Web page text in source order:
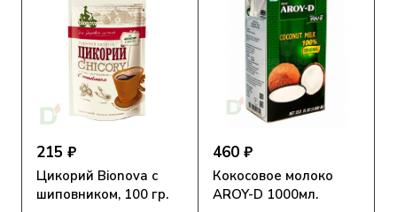
215 ₽
Цикорий Bionova с
шиповником, 100 гр.
460 ₽
Кокосовое молоко
AROY-D 1000мл.